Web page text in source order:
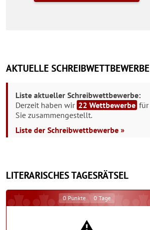
AKTUELLE SCHREIBWETTBEWERBE
Liste aktueller Schreibwettbewerbe:
Derzeit haben wir 22 Wettbewerbe für
Sie zusammengestellt.
Liste der Schreibwettbewerbe »
LITERARISCHES TAGESRÄTSEL
0 Punkte 0 Tage